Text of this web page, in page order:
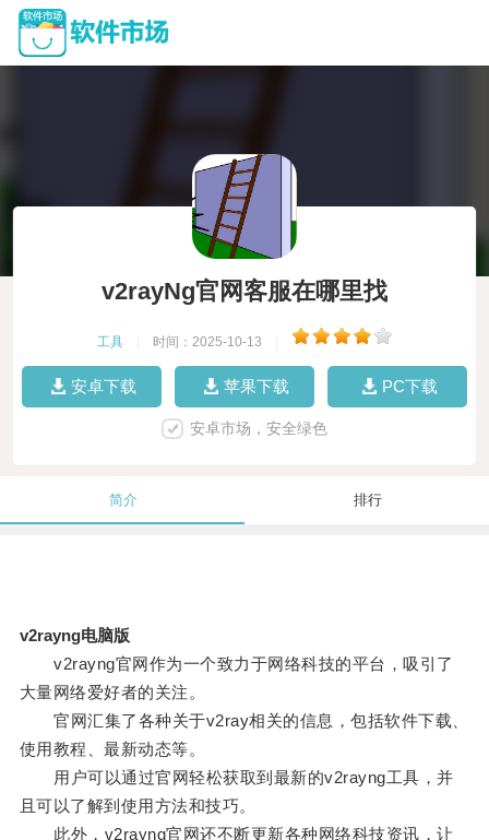
v2rayNg官网客服在哪里找
工具 时间：2025-10-13
安卓下载 苹果下载 PC下载
安卓市场，安全绿色
简介 排行
v2rayng电脑版
v2rayng官网作为一个致力于网络科技的平台，吸引了
大量网络爱好者的关注。
官网汇集了各种关于v2ray相关的信息，包括软件下载、
使用教程、最新动态等。
用户可以通过官网轻松获取到最新的v2rayng工具，并
且可以了解到使用方法和技巧。
此外，v2rayng官网还不断更新各种网络科技资讯，让